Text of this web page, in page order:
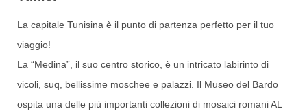
La capitale Tunisina è il punto di partenza perfetto per il tuo
viaggio!
La “Medina”, il suo centro storico, è un intricato labirinto di
vicoli, suq, bellissime moschee e palazzi. Il Museo del Bardo
ospita una delle più importanti collezioni di mosaici romani AL